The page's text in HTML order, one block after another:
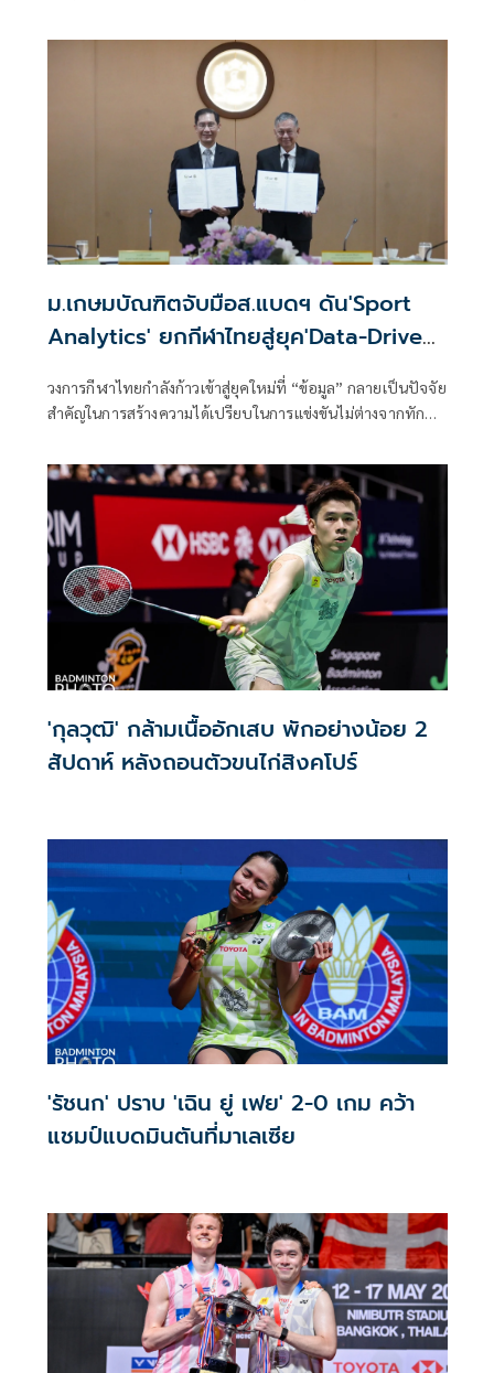
ม.เกษมบัณฑิตจับมือส.แบดฯ ดัน'Sport
Analytics' ยกกีฬาไทยสู่ยุค'Data-Driven
วงการกีฬาไทยกำลังก้าวเข้าสู่ยุคใหม่ที่ “ข้อมูล” กลายเป็นปัจจัย
สำคัญในการสร้างความได้เปรียบในการแข่งขันไม่ต่างจากทักษะ
มิถุนายน 2569 ที่ผ่านมา คณะวิทยาศาสตร์การกีฬา
มหาวิทยาลัยเกษมบัณฑิต ได้ลงนามบันทึกข้อตกลงความร่วมมือ
ทางวิชาการ (MOU) กับสมาคมกีฬาแบดมินตันแห่ง
ประเทศไทย ในพระบรมราชูปถัมภ์ เพื่อร่วมกันพัฒนางานวิจัย
การเรียนการสอน และนวัตกรรมด้านวิทยาศาสตร์การกีฬาและ
Sport Analytics
'กุลวุฒิ' กล้ามเนื้ออักเสบ พักอย่างน้อย 2
สัปดาห์ หลังถอนตัวขนไก่สิงคโปร์
'รัชนก' ปราบ 'เฉิน ยู่ เฟย' 2-0 เกม คว้า
แชมป์แบดมินตันที่มาเลเซีย